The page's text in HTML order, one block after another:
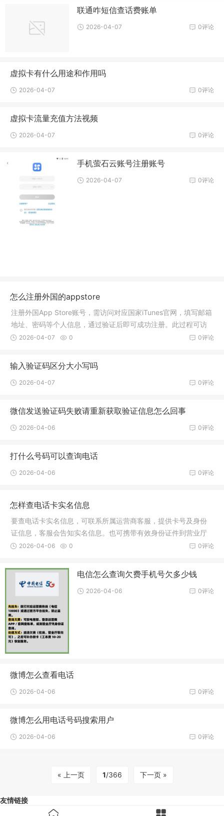
联通咋短信查话费账单
0评论
2026-04-07
虚拟卡有什么用途和作用吗
0评论
2026-04-07
虚拟卡流量充值方法视频
0评论
2026-04-07
手机萤石云账号注册账号
0评论
2026-04-07
怎么注册外国的appstore
注册外国App Store账号，需访问对应国家iTunes官网，填写邮箱
地址、密码等个人信息，通过验证后即可成功注册。此过程可访
问相关教程获取更详细的步骤。
0评论
2026-04-07 0
输入验证码区分大小写吗
0评论
2026-04-07
微信发送验证码失败请重新获取验证信息怎么回事
0评论
2026-04-06
打什么号码可以查询电话
0评论
2026-04-06
怎样查电话卡实名信息
要查电话卡实名信息，可联系所属运营商客服，提供卡号及身份
证信息，客服会告知实名信息。也可携带有效身份证件到营业厅
查询。查询过程简便，保障个人隐私安全。
0评论
2026-04-06 0
电信怎么查询欠费手机号欠多少钱
0评论
2026-04-06
微博怎么查看电话
0评论
2026-04-06
微博怎么用电话号码搜索用户
0评论
2026-04-06
« 上一页 1/366 下一页 »
友情链接